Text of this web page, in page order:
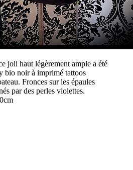
joli haut légèrement ample a été
bio noir à imprimé tattoos
Fronces sur les épaules
par des perles violettes.